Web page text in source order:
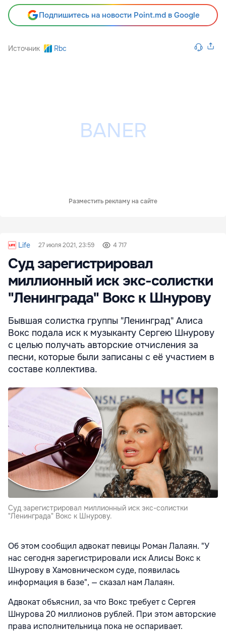
Подпишитесь на новости Point.md в Google
Источник Rbc
Разместить рекламу на сайте
Life 27 июля 2021, 23:59 4 717
Суд зарегистрировал
миллионный иск экс-солистки
"Ленинграда" Вокс к Шнурову
Бывшая солистка группы "Ленинград" Алиса
Вокс подала иск к музыканту Сергею Шнурову
с целью получать авторские отчисления за
песни, которые были записаны с её участием в
составе коллектива.
Суд зарегистрировал миллионный иск экс-солистки
"Ленинграда" Вокс к Шнурову.
Об этом сообщил адвокат певицы Роман Лалаян. "У
нас сегодня зарегистрировали иск Алисы Вокс к
Шнурову в Хамовническом суде, появилась
информация в базе", — сказал нам Лалаян.
Адвокат объяснил, за что Вокс требует с Сергея
Шнурова 20 миллионов рублей. При этом авторские
права исполнительница пока не оспаривает.